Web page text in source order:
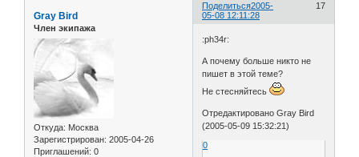
Поделиться 17
2005-
05-08 12:11:28
Gray Bird
Член экипажа
Откуда: Москва
Зарегистрирован: 2005-04-26
Приглашений: 0
:ph34r:
А почему больше никто не
пишет в этой теме?
Не стесняйтесь
Отредактировано Gray Bird
(2005-05-09 15:32:21)
0